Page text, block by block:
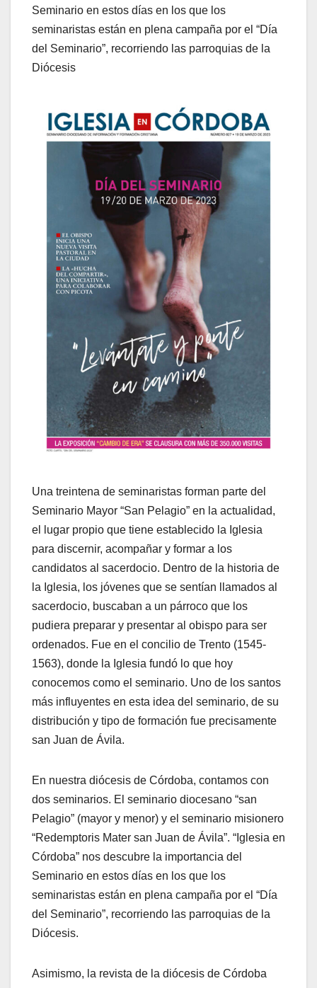
Seminario en estos días en los que los
seminaristas están en plena campaña por el “Día
del Seminario”, recorriendo las parroquias de la
Diócesis
Una treintena de seminaristas forman parte del
Seminario Mayor “San Pelagio” en la actualidad,
el lugar propio que tiene establecido la Iglesia
para discernir, acompañar y formar a los
candidatos al sacerdocio. Dentro de la historia de
la Iglesia, los jóvenes que se sentían llamados al
sacerdocio, buscaban a un párroco que los
pudiera preparar y presentar al obispo para ser
ordenados. Fue en el concilio de Trento (1545-
1563), donde la Iglesia fundó lo que hoy
conocemos como el seminario. Uno de los santos
más influyentes en esta idea del seminario, de su
distribución y tipo de formación fue precisamente
san Juan de Ávila.
En nuestra diócesis de Córdoba, contamos con
dos seminarios. El seminario diocesano “san
Pelagio” (mayor y menor) y el seminario misionero
“Redemptoris Mater san Juan de Ávila”. “Iglesia en
Córdoba” nos descubre la importancia del
Seminario en estos días en los que los
seminaristas están en plena campaña por el “Día
del Seminario”, recorriendo las parroquias de la
Diócesis.
Asimismo, la revista de la diócesis de Córdoba